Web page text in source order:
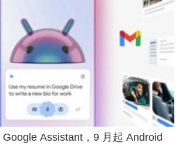
Assistant，9 月起 Android